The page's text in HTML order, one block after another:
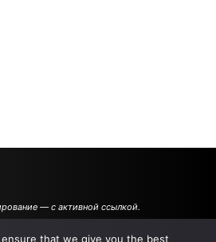
— с активной ссылкой.
that we give you the best